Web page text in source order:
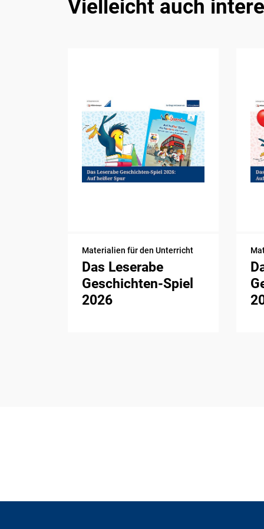
Vielleicht auch
Materialien für den Unterricht
Das Leserabe
Geschichten-Spiel
2026